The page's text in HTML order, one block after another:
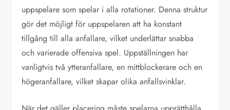
uppspelare som spelar i alla rotationer. Denna struktur
gör det möjligt för uppspelaren att ha konstant
tillgång till alla anfallare, vilket underlättar snabba
och varierade offensiva spel. Uppställningen har
vanligtvis två ytteranfallare, en mittblockerare och en
högeranfallare, vilket skapar olika anfallsvinklar.